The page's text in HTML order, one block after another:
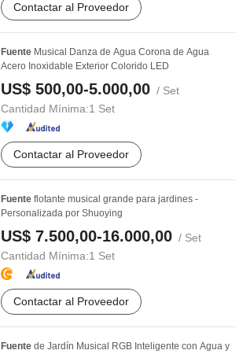
Contactar al Proveedor
Fuente Musical Danza de Agua Corona de Agua
Acero Inoxidable Exterior Colorido LED
US$ 500,00-5.000,00 / Set
Cantidad Mínima:1 Set
Contactar al Proveedor
Fuente flotante musical grande para jardines -
Personalizada por Shuoying
US$ 7.500,00-16.000,00 / Set
Cantidad Mínima:1 Set
Contactar al Proveedor
Fuente de Jardín Musical RGB Inteligente con Agua y